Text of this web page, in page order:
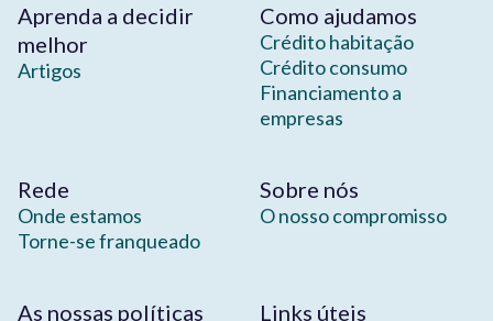
Aprenda a decidir
melhor
Artigos
Como ajudamos
Crédito habitação
Crédito consumo
Financiamento a
empresas
Rede
Onde estamos
Torne-se franqueado
Sobre nós
O nosso compromisso
As nossas políticas Links úteis